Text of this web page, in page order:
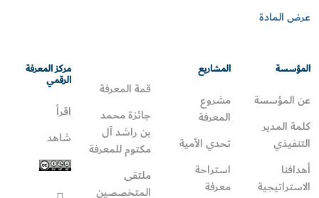
عرض المادة
المؤسسة
عن المؤسسة
كلمة المدير
التنفيذي
أهدافنا
الاستراتيجية
المشاريع
مشروع
المعرفة
تحدي الأمية
استراحة
معرفة
قمة المعرفة
جائزة محمد
بن راشد آل
مكتوم للمعرفة
ملتقى
المتخصصين
مركز المعرفة
الرقمي
اقرأ
شاهد